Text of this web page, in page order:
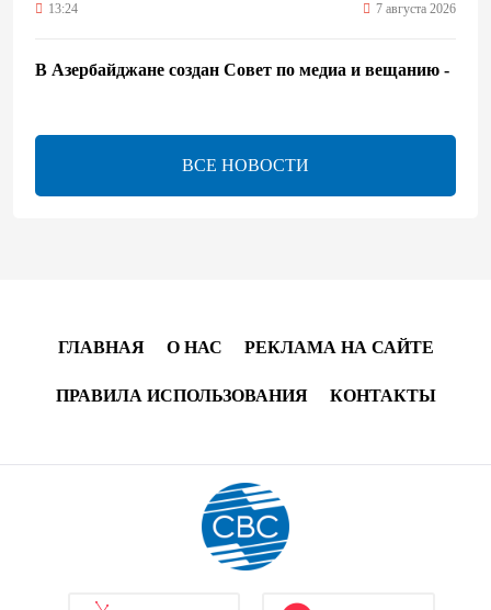
13:24 7 августа 2026
В Азербайджане создан Совет по медиа и вещанию -
13:16 7 августа 2026
ЕАЭС расширяет финансовый рынок и вводит
программу "зеленой трансформации"
экономики и наращивает взаимную торговлю –
ВСЕ НОВОСТИ
ГЛАВНАЯ О НАС РЕКЛАМА НА САЙТЕ
ПРАВИЛА ИСПОЛЬЗОВАНИЯ КОНТАКТЫ